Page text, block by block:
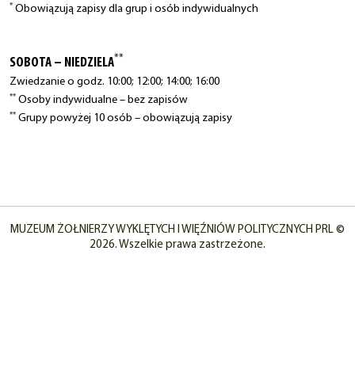
* Obowiązują zapisy dla grup i osób indywidualnych
SOBOTA – NIEDZIELA**
Zwiedzanie o godz. 10:00; 12:00; 14:00; 16:00
** Osoby indywidualne – bez zapisów
** Grupy powyżej 10 osób – obowiązują zapisy
MUZEUM ŻOŁNIERZY WYKLĘTYCH I WIĘŹNIÓW POLITYCZNYCH PRL ©
2026. Wszelkie prawa zastrzeżone.